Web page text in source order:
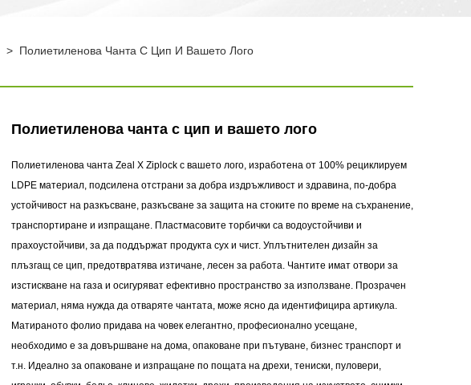
> Полиетиленова Чанта С Цип И Вашето Лого
Полиетиленова чанта с цип и вашето лого
Полиетиленова чанта Zeal X Ziplock с вашето лого, изработена от 100% рециклируем
LDPE материал, подсилена отстрани за добра издръжливост и здравина, по-добра
устойчивост на разкъсване, разкъсване за защита на стоките по време на съхранение,
транспортиране и изпращане. Пластмасовите торбички са водоустойчиви и
прахоустойчиви, за да поддържат продукта сух и чист. Уплътнителен дизайн за
плъзгащ се цип, предотвратява изтичане, лесен за работа. Чантите имат отвори за
изстискване на газа и осигуряват ефективно пространство за използване. Прозрачен
материал, няма нужда да отваряте чантата, може ясно да идентифицира артикула.
Матираното фолио придава на човек елегантно, професионално усещане,
необходимо е за довършване на дома, опаковане при пътуване, бизнес транспорт и
т.н. Идеално за опаковане и изпращане по пощата на дрехи, тениски, пуловери,